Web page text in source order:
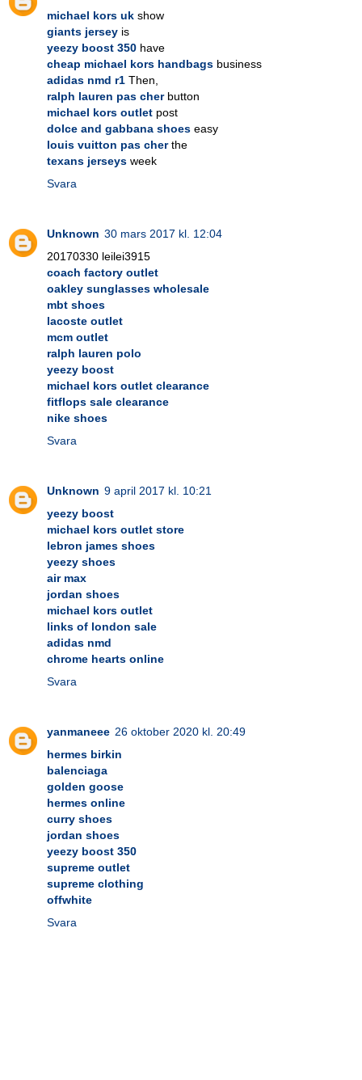
michael kors uk show
giants jersey is
yeezy boost 350 have
cheap michael kors handbags business
adidas nmd r1 Then,
ralph lauren pas cherbutton
michael kors outlet post
dolce and gabbana shoes easy
louis vuitton pas cherthe
texans jerseys week
Svara
Unknown 30 mars 2017 kl. 12:04
20170330 leilei3915
coach factory outlet
oakley sunglasses wholesale
mbt shoes
lacoste outlet
mcm outlet
ralph lauren polo
yeezy boost
michael kors outlet clearance
fitflops sale clearance
nike shoes
Svara
Unknown 9 april 2017 kl. 10:21
yeezy boost
michael kors outlet store
lebron james shoes
yeezy shoes
air max
jordan shoes
michael kors outlet
links of london sale
adidas nmd
chrome hearts online
Svara
yanmaneee 26 oktober 2020 kl. 20:49
hermes birkin
balenciaga
golden goose
hermes online
curry shoes
jordan shoes
yeezy boost 350
supreme outlet
supreme clothing
offwhite
Svara